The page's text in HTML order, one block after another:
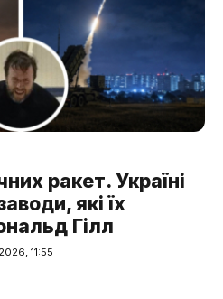
ракет. Україні
які їх
Гілл
11:55